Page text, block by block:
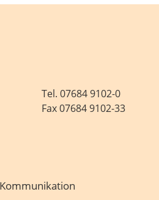
Tel. 07684 9102-0
Fax 07684 9102-33